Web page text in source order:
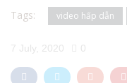
Tags: video hấp dẫn
7 July, 2020 0